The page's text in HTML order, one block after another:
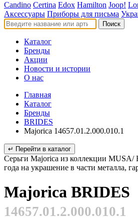
Candino Certina Edox Hamilton Joop!
Аксессуары Приборы для письма
Поиск
Каталог
Бренды
Акции
Новости и истории
О нас
Главная
Каталог
Бренды
BRIDES
Majorica 14657.01.2.000.010.1
↵ Перейти в каталог
Серьги Majorica из коллекции MUSA/
года на украшение в части металла,
Majorica BRIDES
14657.01.2.000.010.1